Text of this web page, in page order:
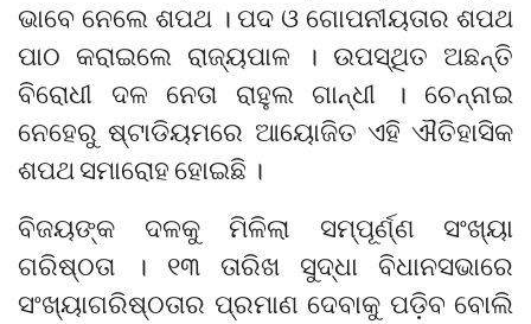
ଭାବେ ନେଲେ ଶପଥ । ପଦ ଓ ଗୋପନୀୟତାର ଶପଥ
ପାଠ କରାଇଲେ ରାଜ୍ୟପାଳ । ଉପସ୍ଥିତ ଅଛନ୍ତି
ବିରୋଧୀ ଦଳ ନେତା ରାହୁଲ ଗାନ୍ଧୀ । ଚେନ୍ନାଇ
ନେହେରୁ ଷ୍ଟାଡିୟମରେ ଆୟୋଜିତ ଏହି ଐତିହାସିକ
ଶପଥ ସମାରୋହ ହୋଇଛି ।
ବିଜୟଙ୍କ ଦଳକୁ ମିଳିଲା ସମ୍ପୂର୍ଣ୍ଣ ସଂଖ୍ୟା
ଗରିଷ୍ଠତା । ୧୩ ତାରିଖ ସୁଦ୍ଧା ବିଧାନସଭାରେ
ସଂଖ୍ୟାଗରିଷ୍ଠତାର ପ୍ରମାଣ ଦେବାକୁ ପଡ଼ିବ ବୋଲି